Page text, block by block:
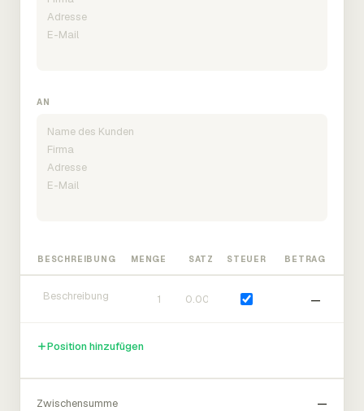
AN
BESCHREIBUNG MENGE SATZ STEUER BETRAG
—
Position hinzufügen
Zwischensumme
—